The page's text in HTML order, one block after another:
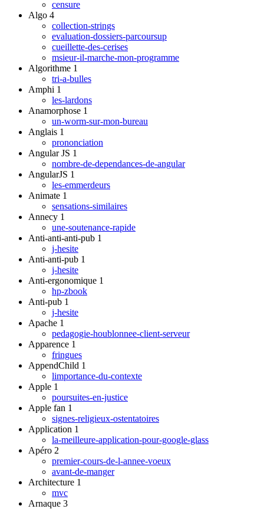
censure
Algo 4
collection-strings
evaluation-dossiers-parcoursup
cueillette-des-cerises
msieur-il-marche-mon-programme
Algorithme 1
tri-a-bulles
Amphi 1
les-lardons
Anamorphose 1
un-worm-sur-mon-bureau
Anglais 1
prononciation
Angular JS 1
nombre-de-dependances-de-angular
AngularJS 1
les-emmerdeurs
Animate 1
sensations-similaires
Annecy 1
une-soutenance-rapide
Anti-anti-anti-pub 1
j-hesite
Anti-anti-pub 1
j-hesite
Anti-ergonomique 1
hp-zbook
Anti-pub 1
j-hesite
Apache 1
pedagogie-houblonnee-client-serveur
Apparence 1
fringues
AppendChild 1
limportance-du-contexte
Apple 1
poursuites-en-justice
Apple fan 1
signes-religieux-ostentatoires
Application 1
la-meilleure-application-pour-google-glass
Apéro 2
premier-cours-de-l-annee-voeux
avant-de-manger
Architecture 1
mvc
Arnaque 3